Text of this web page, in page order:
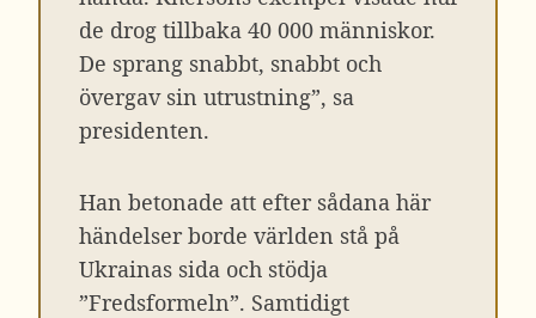
de drog tillbaka 40 000 människor.
De sprang snabbt, snabbt och
övergav sin utrustning”, sa
presidenten.
Han betonade att efter sådana här
händelser borde världen stå på
Ukrainas sida och stödja
”Fredsformeln”. Samtidigt